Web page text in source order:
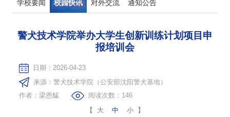
学校要闻 校园快讯 对外交流 通知公告
警犬技术学院举办大学生创新训练计划项目申
报培训会
日期：2026-04-23
来源：警犬技术学院（公安部沈阳警犬基地）
作者：梁恩艋
阅读次数： 146
【
大 中 小 】